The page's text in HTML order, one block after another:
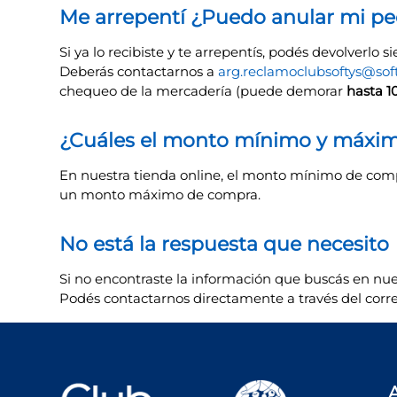
Me arrepentí ¿Puedo anular mi
Si ya lo recibiste y te arrepentís, podés devolverlo
Deberás contactarnos a
chequeo de la mercadería (puede demorar hasta
¿Cuáles el monto mínimo y
En nuestra tienda online, el monto mínimo de
un monto máximo de compra.
No está la respuesta que necesito
Si no encontraste la información que buscás en
Podés contactarnos directamente a través del